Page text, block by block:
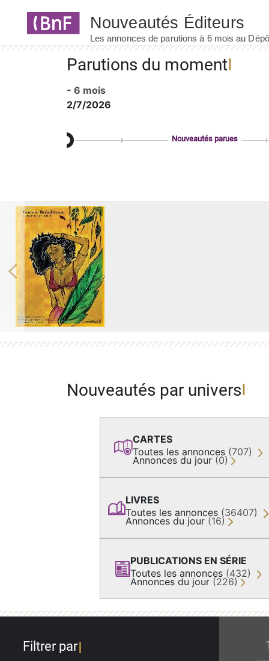
Parutions du moment
- 6 mois
2/7/2026
Nouveautés parues
Previous
Nouveautés par univers
CARTES
Toutes les annonces (707)
Annonces du jour (0)
LIVRES
Toutes les annonces (36407)
Annonces du jour (16)
PUBLICATIONS EN SÉRIE
Toutes les annonces (432)
Annonces du jour (226)
Filtrer par